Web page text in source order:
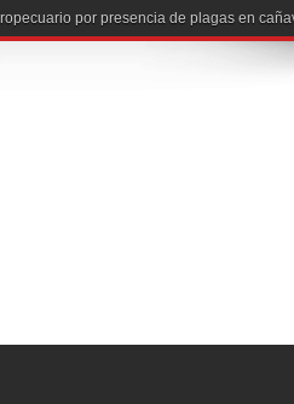
por presencia de plagas en